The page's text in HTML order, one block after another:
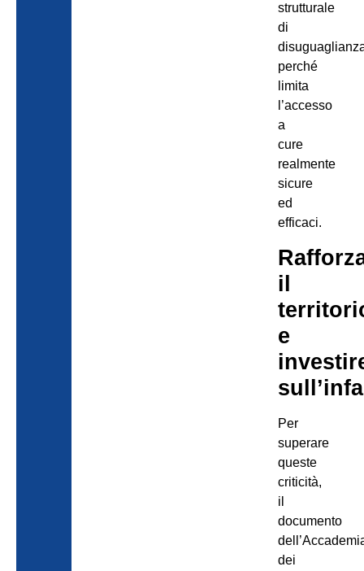
strutturale
di
perché
limita
l’accesso
a
cure
realmente
sicure
ed
efficaci.
il
e
Per
superare
queste
criticità,
il
documento
dei